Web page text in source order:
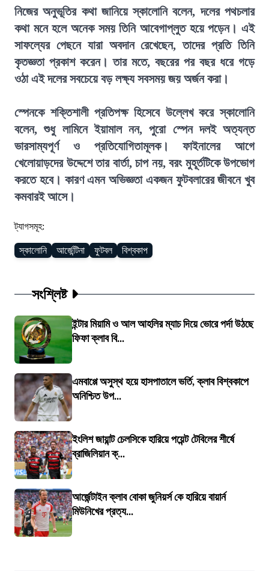
নিজের অনুভূতির কথা জানিয়ে স্কালোনি বলেন, দলের পথচলার
কথা মনে হলে অনেক সময় তিনি আবেগাপ্লুত হয়ে পড়েন। এই
সাফল্যের পেছনে যারা অবদান রেখেছেন, তাদের প্রতি তিনি
কৃতজ্ঞতা প্রকাশ করেন। তার মতে, বছরের পর বছর ধরে গড়ে
ওঠা এই দলের সবচেয়ে বড় লক্ষ্য সবসময় জয় অর্জন করা।
স্পেনকে শক্তিশালী প্রতিপক্ষ হিসেবে উল্লেখ করে স্কালোনি
বলেন, শুধু লামিনে ইয়ামাল নন, পুরো স্পেন দলই অত্যন্ত
ভারসাম্যপূর্ণ ও প্রতিযোগিতামূলক। ফাইনালের আগে
খেলোয়াড়দের উদ্দেশে তার বার্তা, চাপ নয়, বরং মুহূর্তটিকে উপভোগ
করতে হবে। কারণ এমন অভিজ্ঞতা একজন ফুটবলারের জীবনে খুব
কমবারই আসে।
ট্যাগসমূহ:
স্কালোনি আর্জেন্টিনা ফুটবল বিশ্বকাপ
সংশ্লিষ্ট
ইন্টার মিয়ামি ও আল আহলির ম্যাচ দিয়ে ভোরে পর্দা উঠছে
ফিফা ক্লাব বি...
এমবাপ্পে অসুস্থ হয়ে হাসপাতালে ভর্তি, ক্লাব বিশ্বকাপে
অনিশ্চিত উপ...
ইংলিশ জায়ান্ট চেলসিকে হারিয়ে পয়েন্ট টেবিলের শীর্ষে
ব্রাজিলিয়ান ক্...
আর্জেন্টাইন ক্লাব বোকা জুনিয়র্স কে হারিয়ে বায়ার্ন
মিউনিখের প্রত্য...